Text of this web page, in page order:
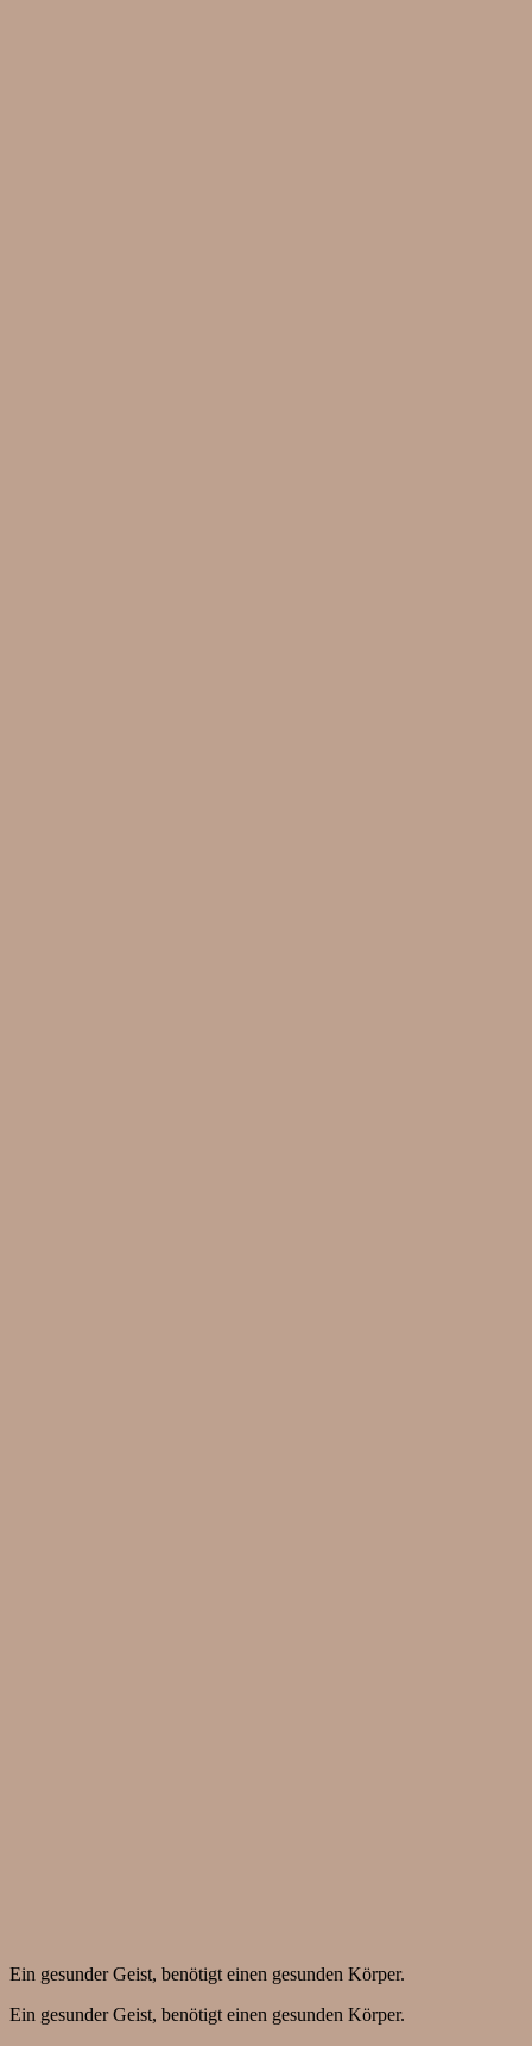
Ein gesunder Geist, benötigt einen gesunden Körper.
Ein gesunder Geist, benötigt einen gesunden Körper.